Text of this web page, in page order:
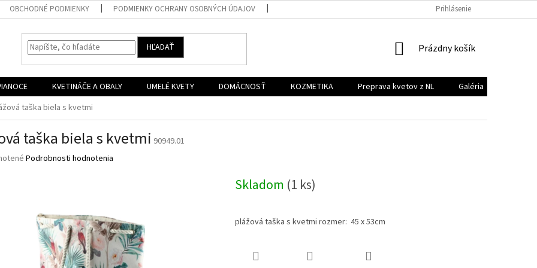
OBCHODNÉ PODMIENKY PODMIENKY OCHRANY OSOBNÝCH ÚDAJOV KONTAKT
Prihlásenie
HĽADAŤ
NÁKUPNÝ
Prázdny košík
KVETINÁČE A OBALY UMELÉ KVETY DOMÁCNOSŤ KOZMETIKA Preprava kvetov z NL Galéria
taška biela s kvetmi
taška biela s kvetmi 90949.01
Podrobnosti hodnotenia
Skladom (1 ks)
plážová taška s kvetmi rozmer: 45 x 53cm